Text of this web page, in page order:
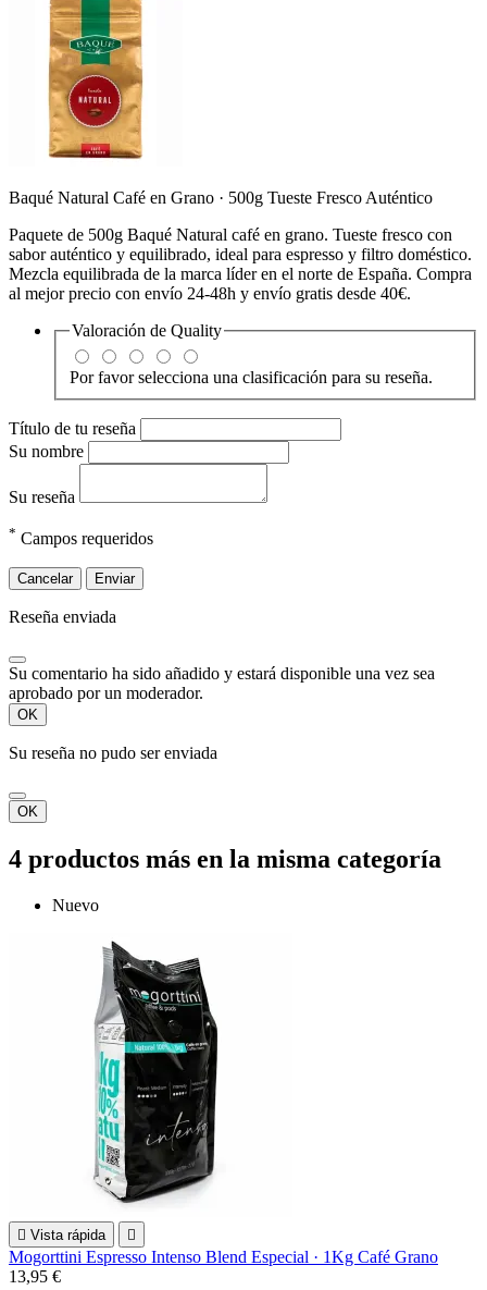
Baqué Natural Café en Grano · 500g Tueste Fresco Auténtico
Paquete de 500g Baqué Natural café en grano. Tueste fresco con
sabor auténtico y equilibrado, ideal para espresso y filtro doméstico.
Mezcla equilibrada de la marca líder en el norte de España. Compra
al mejor precio con envío 24-48h y envío gratis desde 40€.
Valoración de Quality
Por favor selecciona una clasificación para su reseña.
Título de tu reseña
Su nombre
Su reseña
* Campos requeridos
Cancelar Enviar
Reseña enviada
Su comentario ha sido añadido y estará disponible una vez sea
aprobado por un moderador.
OK
Su reseña no pudo ser enviada
OK
4 productos más en la misma categoría
Nuevo
 Vista rápida 
Mogorttini Espresso Intenso Blend Especial · 1Kg Café Grano
13,95 €